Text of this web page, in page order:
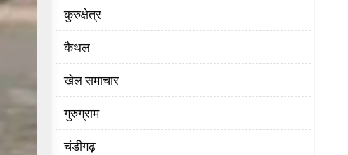
कुरुक्षेत्र
कैथल
खेल समाचार
गुरुग्राम
चंडीगढ़